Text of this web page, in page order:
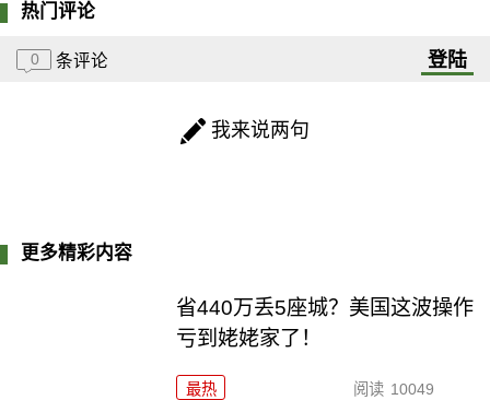
热门评论
0 条评论 登陆
我来说两句
更多精彩内容
省440万丢5座城？美国这波操作
亏到姥姥家了！
最热 阅读 10049